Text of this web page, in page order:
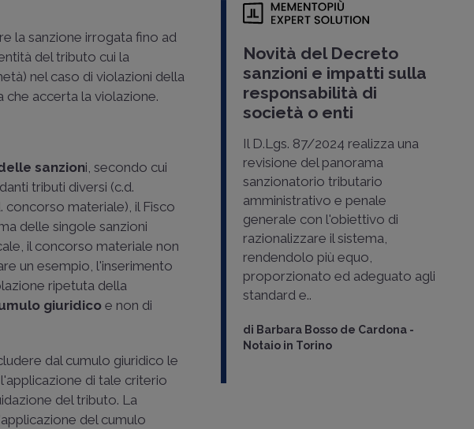
la sanzione irrogata fino ad
del tributo cui la
nel caso di violazioni della
che accerta la violazione.
sanzioni, secondo cui
tributi diversi (c.d.
materiale), il Fisco
delle singole sanzioni
il concorso materiale non
un esempio, l'inserimento
ripetuta della
giuridicoe non di
dal cumulo giuridico le
di tale criterio
del tributo. La
del cumulo
Novità del Decreto
sanzioni e impatti sulla
responsabilità di
società o enti
Il D.Lgs. 87/2024 realizza una
revisione del panorama
sanzionatorio tributario
amministrativo e penale
generale con l'obiettivo di
razionalizzare il sistema,
rendendolo più equo,
proporzionato ed adeguato agli
standard e..
di Barbara Bosso de Cardona -
Notaio in Torino